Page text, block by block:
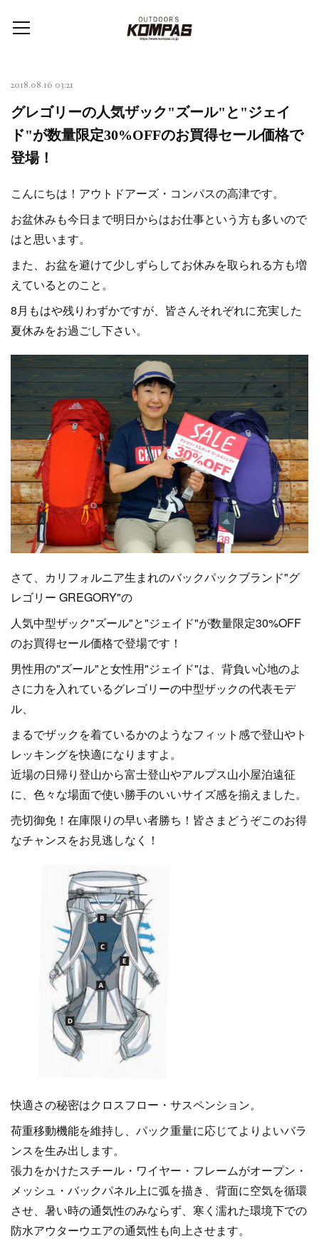
2018.08.16 03:21
グレゴリーの人気ザック"ズール"と"ジェイ
ド"が数量限定30%OFFのお買得セール価格で
登場！
こんにちは！アウトドアーズ・コンパスの高津です。
お盆休みも今日まで明日からはお仕事という方も多いので
はと思います。
また、お盆を避けて少しずらしてお休みを取られる方も増
えているとのこと。
8月もはや残りわずかですが、皆さんそれぞれに充実した
夏休みをお過ごし下さい。
さて、カリフォルニア生まれのバックパックブランド"グ
レゴリー GREGORY"の
人気中型ザック"ズール"と"ジェイド"が数量限定30%OFF
のお買得セール価格で登場です！
男性用の"ズール"と女性用"ジェイド"は、背負い心地のよ
さに力を入れているグレゴリーの中型ザックの代表モデ
ル、
まるでザックを着ているかのようなフィット感で登山やト
レッキングを快適になりますよ。
近場の日帰り登山から富士登山やアルプス山小屋泊遠征
に、色々な場面で使い勝手のいいサイズ感を揃えました。
売切御免！在庫限りの早い者勝ち！皆さまどうぞこのお得
なチャンスをお見逃しなく！
快適さの秘密はクロスフロー・サスペンション。
荷重移動機能を維持し、パック重量に応じてよりよいバラ
ンスを生み出します。
張力をかけたスチール・ワイヤー・フレームがオープン・
メッシュ・バックパネル上に弧を描き、背面に空気を循環
させ、暑い時の通気性のみならず、寒く濡れた環境下での
防水アウターウエアの通気性も向上させます。